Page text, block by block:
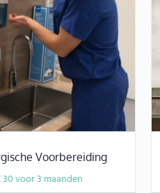
Voorbereiding
30voor 3 maanden